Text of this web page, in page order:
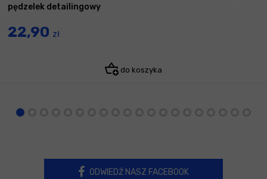
pędzelek detailingowy
22,90 zł
do koszyka
ODWIEDŹ NASZ FACEBOOK